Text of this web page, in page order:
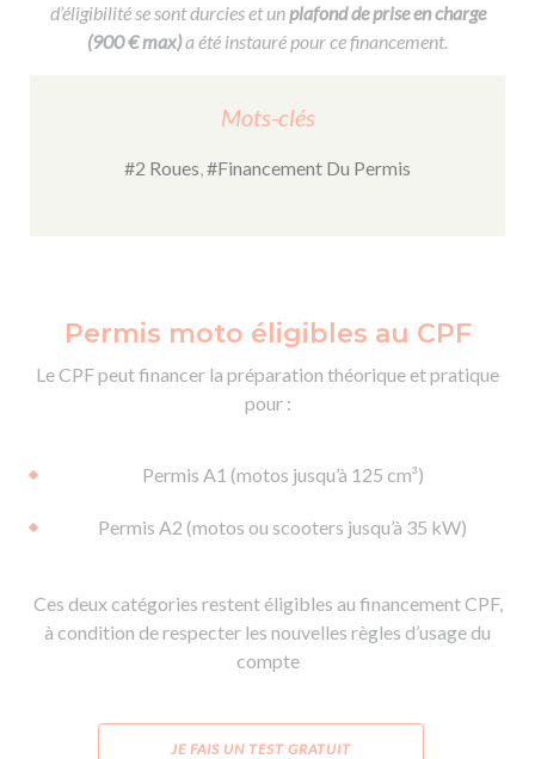
d’éligibilité se sont durcies et unplafond de prise en charge
(900 € max)a été instauré pour ce financement.
Mots-clés
#2 Roues,#Financement Du Permis
Permis moto éligibles au CPF
Le CPF peut financer la préparation théorique et pratique
pour :
Permis A1 (motos jusqu’à 125 cm³)
Permis A2 (motos ou scooters jusqu’à 35 kW)
Ces deux catégories restent éligibles au financement CPF,
à condition de respecter les nouvelles règles d’usage du
compte
JE FAIS UN TEST GRATUIT